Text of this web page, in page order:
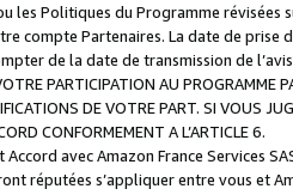
les Politiques du Programme
compte Partenaires. La date de
de la date de transmission de
PARTICIPATION AU PROGRAMME
DE VOTRE PART. SI VOUS
CONFORMEMENT A L’ARTICLE 6.
avec Amazon France Services
réputées s’appliquer entre vous et